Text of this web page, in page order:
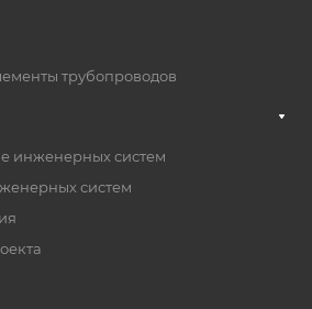
трубопроводов
инженерных систем
систем